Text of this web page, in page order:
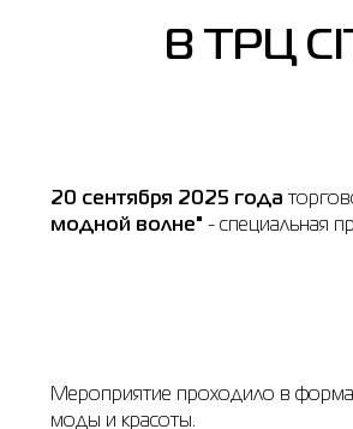
В ТРЦ
20 сентября 2025 года
модной волне" - специальная
Мероприятие проходило в
моды и красоты.